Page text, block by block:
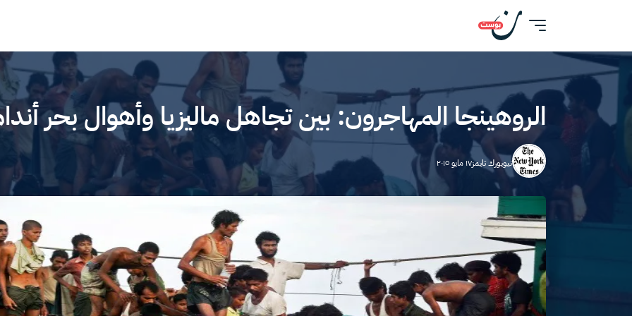
الروهينجا المهاجرون: بين تجاهل ماليزيا وأهوال بحر
نيويورك تايمز١٧ مايو ٢٠١٥